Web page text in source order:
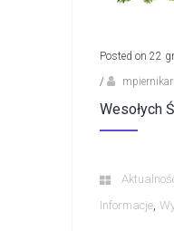
Posted on 22
/
Wesołych
Informacje,